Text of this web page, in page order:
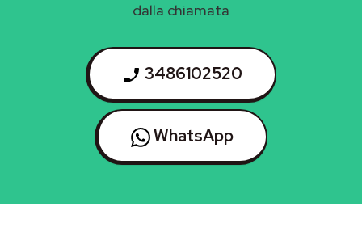
dalla chiamata
3486102520
WhatsApp